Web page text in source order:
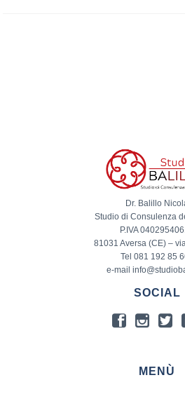
Dr. Balillo
Studio di Consulenza
P.IVA
81031 Aversa (CE) –
Tel 081 192 85
e-mail
SOCIAL
MENÙ